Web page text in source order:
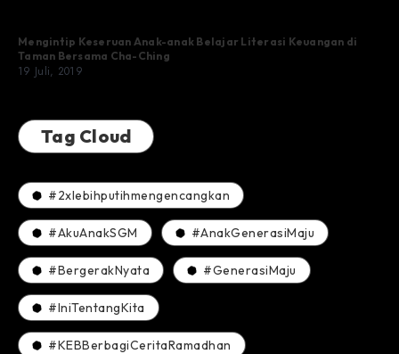
Mengintip Keseruan Anak-anak Belajar Literasi Keuangan di
Taman Bersama Cha-Ching
19 Juli, 2019
Tag Cloud
#2xlebihputihmengencangkan
#AkuAnakSGM #AnakGenerasiMaju
#BergerakNyata #GenerasiMaju
#IniTentangKita
#KEBBerbagiCeritaRamadhan